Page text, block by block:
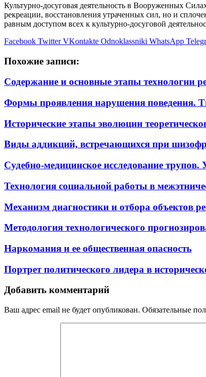
Культурно-досуговая деятельность в Вооруженных
рекреации, восстановления утраченных сил, но и
равным доступом всех к культурно-досуговой
Facebook Twitter VKontakte Odnoklassniki WhatsApp
Похожие записи:
Содержание и основные этапы технологии
Формы проявления нарушения поведения.
Исторические этапы эволюции
Виды аддикций, встречающихся при
Судебно-медицинское исследование трупов.
Технология социальной работы в
Механизм диагностики и отбора объектов
Методология технологического
Наркомания и ее общественная опасность
Портрет политического лидера в
Добавить комментарий
Ваш адрес email не будет опубликован. Обязательные